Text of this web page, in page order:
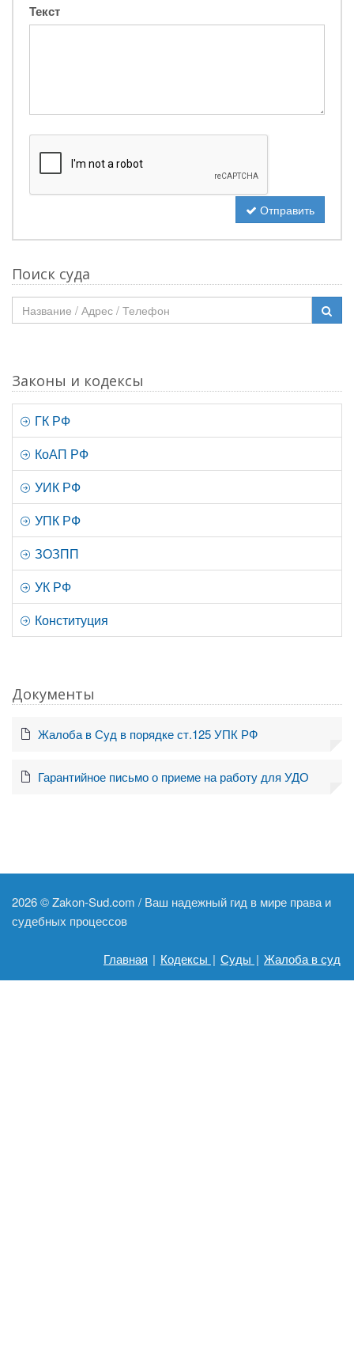
Текст
Отправить
Поиск суда
Законы и кодексы
ГК РФ
КоАП РФ
УИК РФ
УПК РФ
ЗОЗПП
УК РФ
Конституция
Документы
Жалоба в Суд в порядке ст.125 УПК РФ
Гарантийное письмо о приеме на работу для УДО
2026 ©Zakon-Sud.com / Ваш надежный гид в мире права и
судебных процессов
Главная | Кодексы | Суды | Жалоба в суд